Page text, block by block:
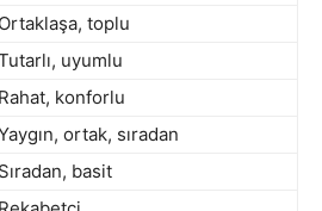
Ortaklaşa, toplu
uyumlu
Rahat, konforlu
ortak, sıradan
Sıradan, basit